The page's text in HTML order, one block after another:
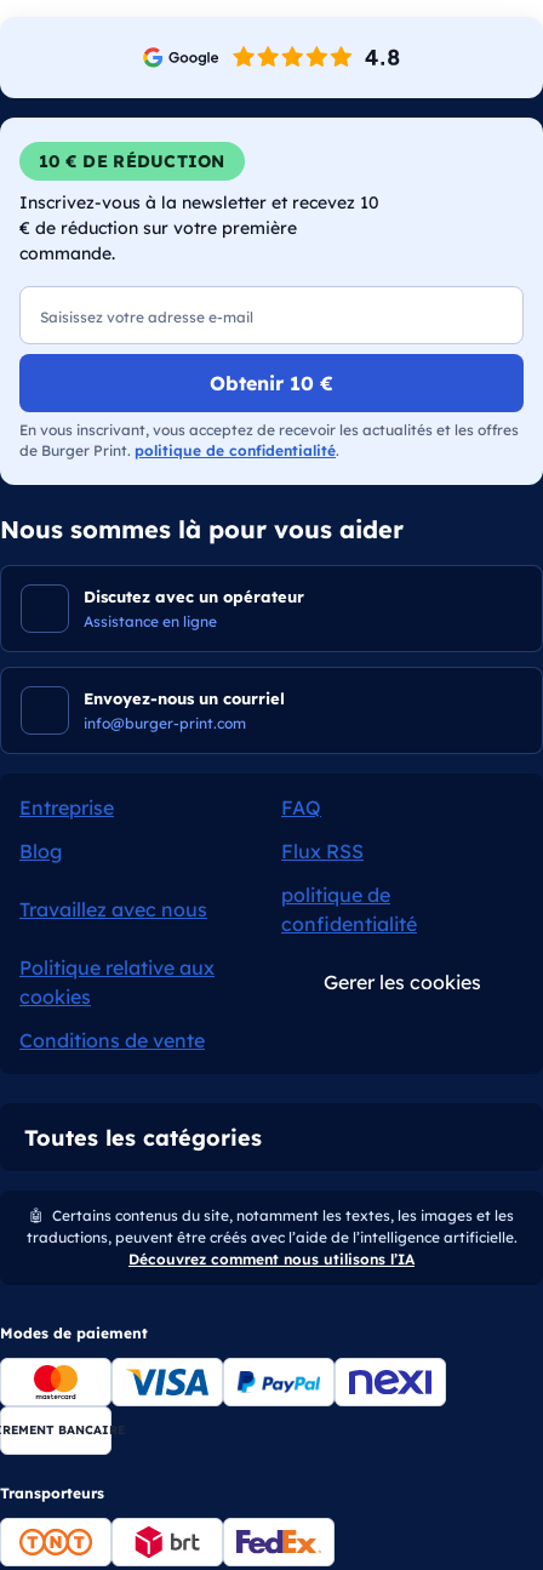
10 € DE RÉDUCTION
Inscrivez-vous à la newsletter et recevez 10
€ de réduction sur votre première
commande.
E-mail
Obtenir 10 €
En vous inscrivant, vous acceptez de recevoir les actualités et les offres
de Burger Print. politique de confidentialité.
Nous sommes là pour vous aider
Discutez avec un opérateur
Assistance en ligne
Envoyez-nous un courriel
info@burger-print.com
Entreprise
FAQ
Blog
Flux RSS
Travaillez avec nous
politique de
confidentialité
Politique relative aux
cookies
Gerer les cookies
Conditions de vente
Toutes les catégories
🤖 Certains contenus du site, notamment les textes, les images et les
traductions, peuvent être créés avec l’aide de l’intelligence artificielle.
Découvrez comment nous utilisons l’IA
Modes de paiement
BANCAIRE
Transporteurs